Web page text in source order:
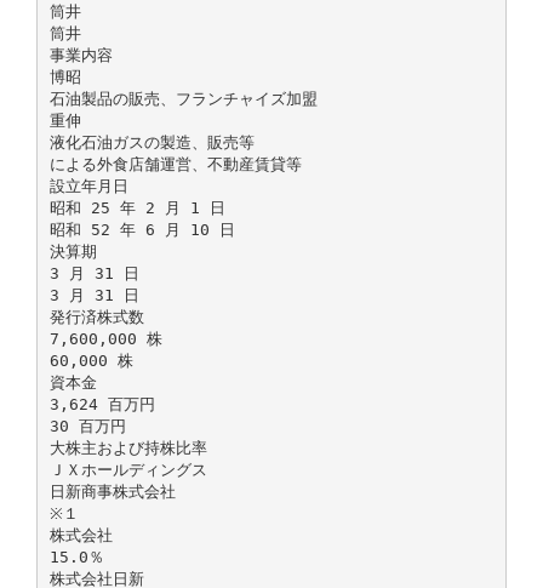
筒井
筒井
事業内容
博昭
石油製品の販売、フランチャイズ加盟
重伸
液化石油ガスの製造、販売等
による外食店舗運営、不動産賃貸等
設立年月日
昭和 25 年 2 月 1 日
昭和 52 年 6 月 10 日
決算期
3 月 31 日
3 月 31 日
発行済株式数
7,600,000 株
60,000 株
資本金
3,624 百万円
30 百万円
大株主および持株比率
ＪＸホールディングス
日新商事株式会社
※１
株式会社
15.0％
株式会社日新